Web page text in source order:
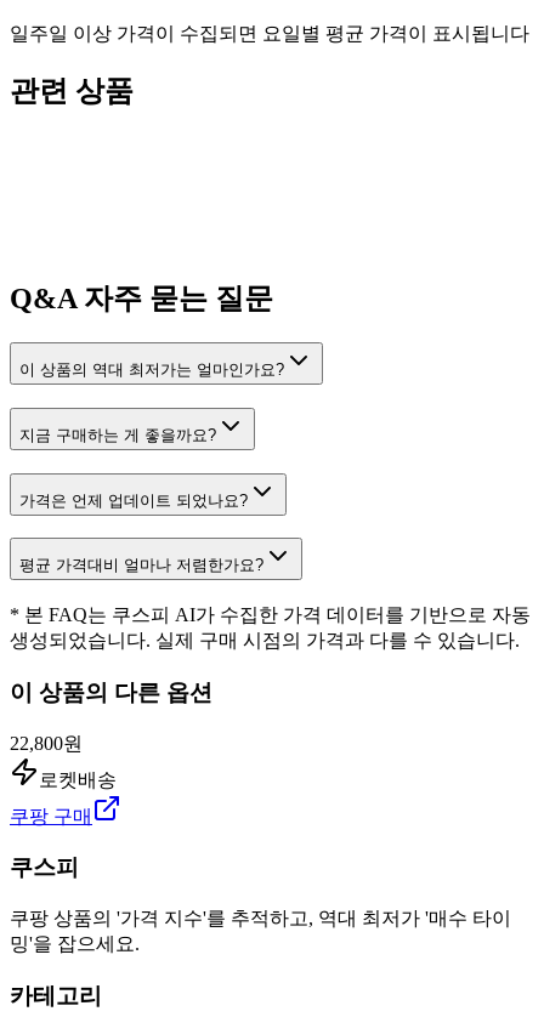
일주일 이상 가격이 수집되면 요일별 평균 가격이 표시됩니다
관련 상품
Q&A자주 묻는 질문
이 상품의 역대 최저가는 얼마인가요?
지금 구매하는 게 좋을까요?
가격은 언제 업데이트 되었나요?
평균 가격대비 얼마나 저렴한가요?
* 본 FAQ는 쿠스피 AI가 수집한 가격 데이터를 기반으로 자동
생성되었습니다. 실제 구매 시점의 가격과 다를 수 있습니다.
이 상품의 다른 옵션
22,800원
로켓배송
쿠팡 구매
쿠스피
쿠팡 상품의 '가격 지수'를 추적하고, 역대 최저가 '매수 타이
밍'을 잡으세요.
카테고리